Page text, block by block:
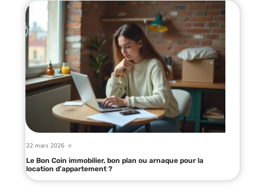
22 mars 2026
Le Bon Coin immobilier, bon plan ou arnaque pour la
location d’appartement ?